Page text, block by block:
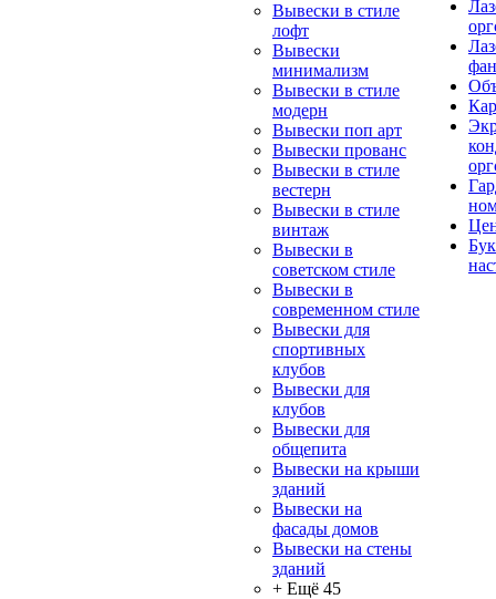
Вывески в стиле
лофт
Вывески
минимализм
Вывески в стиле
модерн
Вывески поп арт
Вывески прованс
Вывески в стиле
вестерн
Вывески в стиле
винтаж
Вывески в
советском стиле
Вывески в
современном стиле
Вывески для
спортивных
клубов
Вывески для
клубов
Вывески для
общепита
Вывески на крыши
зданий
Вывески на
фасады домов
Вывески на стены
зданий
+ Ещё 45